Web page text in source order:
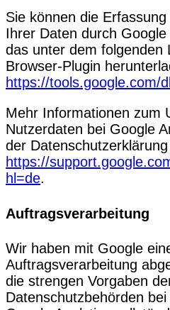
Sie können die
Ihrer Daten durch
das unter dem folgenden
Browser-Plugin
https://tools.google.com/
Mehr Informationen zum
Nutzerdaten bei Google
der
https://
hl=de.
Auftragsverarbeitung
Wir haben mit Google
Auftragsverarbeitung
die strengen Vorgaben
Datenschutzbehörden